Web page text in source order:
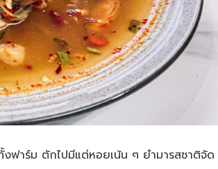
งฟาร์ม ตักไปมีแต่หอยเน้น ๆ ยำมารสชาติจัด